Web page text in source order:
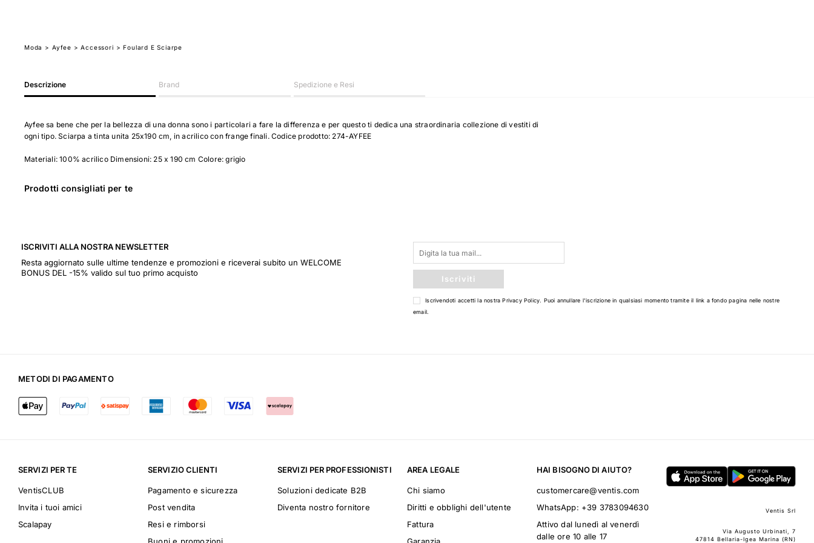
Moda >Ayfee > Accessori > Foulard E Sciarpe
Descrizione Brand Spedizione e Resi
Ayfee sa bene che per la bellezza di una donna sono i particolari a fare la differenza e per questo ti dedica una straordinaria collezione di vestiti di
ogni tipo. Sciarpa a tinta unita 25x190 cm, in acrilico con frange finali. Codice prodotto: 274-AYFEE
Materiali: 100% acrilico Dimensioni: 25 x 190 cm Colore: grigio
Prodotti consigliati per te
ISCRIVITI ALLA NOSTRA NEWSLETTER
Resta aggiornato sulle ultime tendenze e promozioni e riceverai subito un WELCOME
BONUS DEL -15% valido sul tuo primo acquisto
Iscriviti
Iscrivendoti accetti la nostraPrivacy Policy. Puoi annullare l'iscrizione in qualsiasi momento tramite il link a fondo pagina nelle nostre
email.
METODI DI PAGAMENTO
SERVIZI PER TE
VentisCLUB
Invita i tuoi amici
Scalapay
SERVIZIO CLIENTI
Pagamento e sicurezza
Post vendita
Resi e rimborsi
SERVIZI PER PROFESSIONISTI
Soluzioni dedicate B2B
Diventa nostro fornitore
AREA LEGALE
Chi siamo
Diritti e obblighi dell'utente
Fattura
HAI BISOGNO DI AIUTO?
customercare@ventis.com
WhatsApp: +39 3783094630
Attivo dal lunedì al venerdì
dalle ore 10 alle 17
Ventis Srl
Via Augusto Urbinati, 7
47814 Bellaria-Igea Marina (RN)